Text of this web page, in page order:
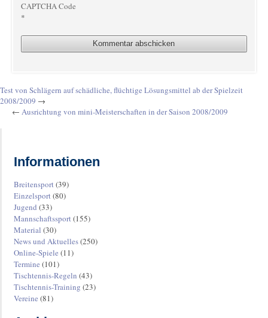
CAPTCHA Code
*
Test von Schlägern auf schädliche, flüchtige Lösungsmittel ab der Spielzeit
2008/2009 →
← Ausrichtung von mini-Meisterschaften in der Saison 2008/2009
Informationen
Breitensport(39)
Einzelsport(80)
Jugend (33)
Mannschaftssport(155)
Material (30)
News und Aktuelles(250)
Online-Spiele (11)
Termine (101)
Tischtennis-Regeln (43)
Tischtennis-Training (23)
Vereine (81)